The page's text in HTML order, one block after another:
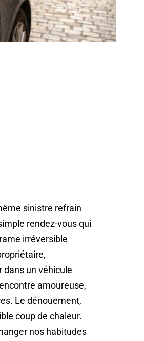
sinistre refrain
rendez-vous qui
irréversible
dans un véhicule
amoureuse,
Le dénouement,
coup de chaleur.
nos habitudes